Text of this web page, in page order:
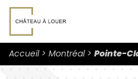
Accueil Montréal Pointe-